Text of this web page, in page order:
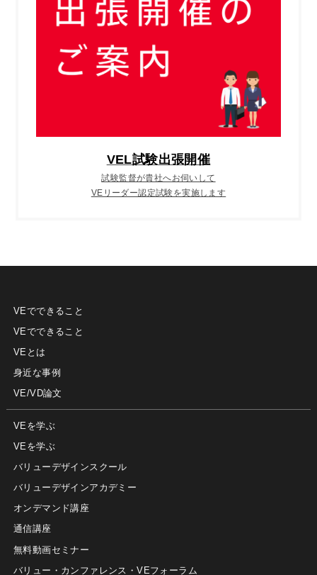
VEL試験出張開催
試験監督が貴社へお伺いして
VEリーダー認定試験を実施します
VEでできること
VEでできること
VEとは
身近な事例
VE/VD論文
VEを学ぶ
VEを学ぶ
バリューデザインスクール
バリューデザインアカデミー
オンデマンド講座
通信講座
無料動画セミナー
バリュー・カンファレンス・VEフォーラム